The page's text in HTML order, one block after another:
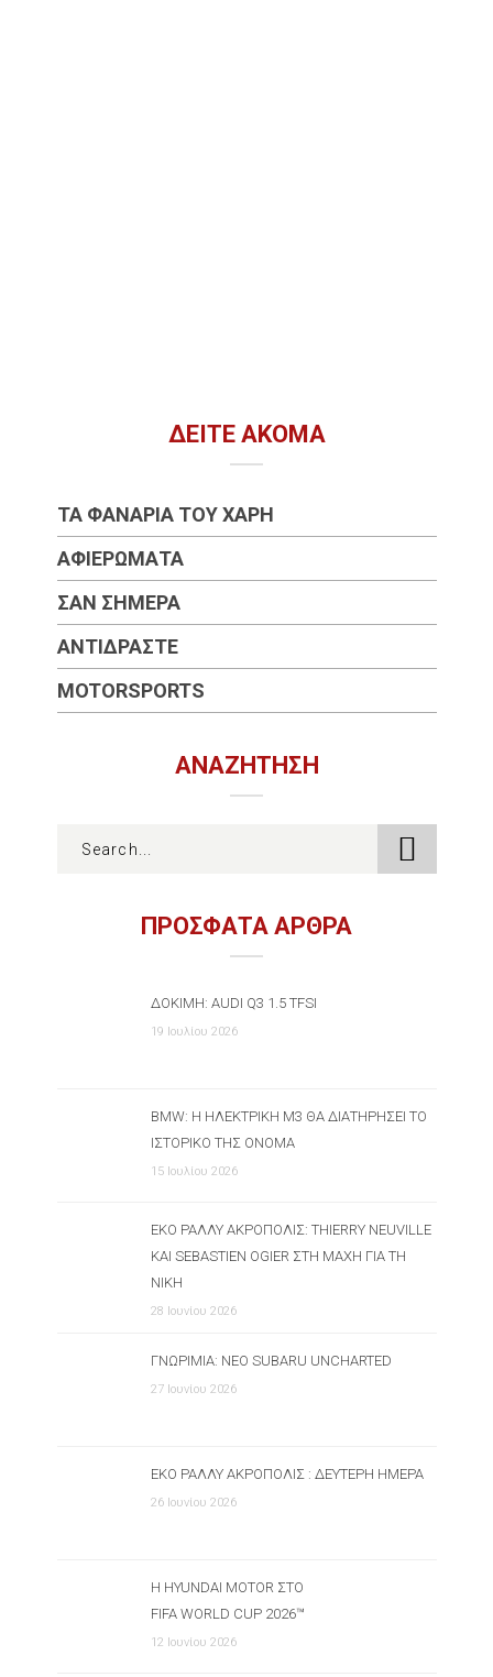
ΔΕΊΤΕ ΑΚΌΜΑ
ΤΑ ΦΑΝΆΡΙΑ ΤΟΥ ΧΆΡΗ
ΑΦΙΕΡΏΜΑΤΑ
ΣΑΝ ΣΉΜΕΡΑ
ΑΝΤΙΔΡΆΣΤΕ
MOTORSPORTS
ΑΝΑΖΉΤΗΣΗ
ΠΡΟΣΦΑΤΑ ΑΡΘΡΑ
ΔΟΚΙΜΉ: AUDI Q3 1.5 TFSI
19 Ιουλίου 2026
BMW: Η ΗΛΕΚΤΡΙΚΉ M3 ΘΑ ΔΙΑΤΗΡΉΣΕΙ ΤΟ
ΙΣΤΟΡΙΚΌ ΤΗΣ ΌΝΟΜΑ
15 Ιουλίου 2026
ΕΚΟ ΡΆΛΛΥ ΑΚΡΌΠΟΛΙΣ: THIERRY NEUVILLE
ΚΑΙ SEBASTIEN OGIER ΣΤΗ ΜΆΧΗ ΓΙΑ ΤΗ
ΝΊΚΗ
28 Ιουνίου 2026
ΓΝΩΡΙΜΊΑ: ΝΈΟ SUBARU UNCHARTED
27 Ιουνίου 2026
ΕΚΟ ΡΆΛΛΥ ΑΚΡΌΠΟΛΙΣ : ΔΕΎΤΕΡΗ ΗΜΈΡΑ
26 Ιουνίου 2026
Η HYUNDAI MOTOR ΣΤΟ
FIFA WORLD CUP 2026™
12 Ιουνίου 2026